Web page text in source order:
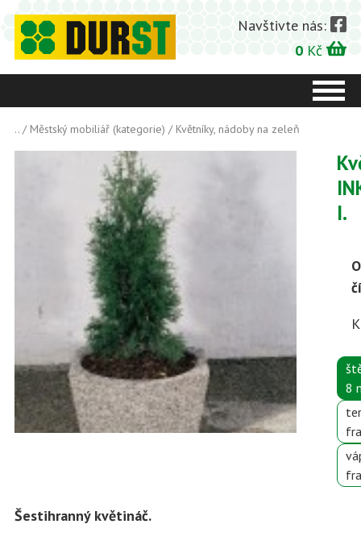
Navštivte nás:
0 Kč
.. / Městský mobiliář (kategorie) / Květníky, nádoby na zeleň
I.
8
Šestihranný květináč.